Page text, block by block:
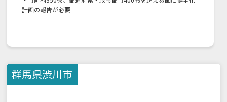
計画の報告が必要
群馬県渋川市